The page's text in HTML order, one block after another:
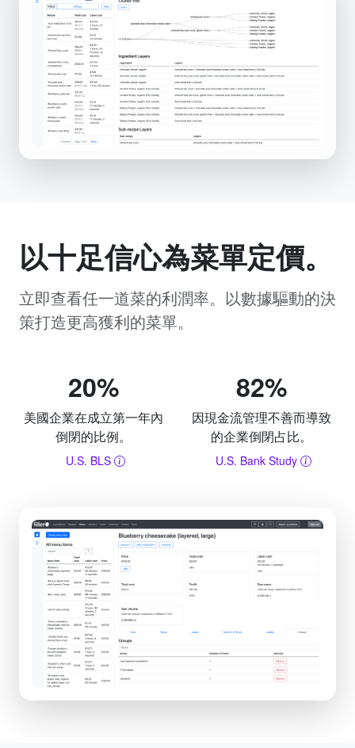
以十足信心為菜單定價。
立即查看任一道菜的利潤率。以數據驅動的決
策打造更高獲利的菜單。
20%
美國企業在成立第一年內
倒閉的比例。
U.S. BLS
82%
因現金流管理不善而導致
的企業倒閉占比。
U.S. Bank Study